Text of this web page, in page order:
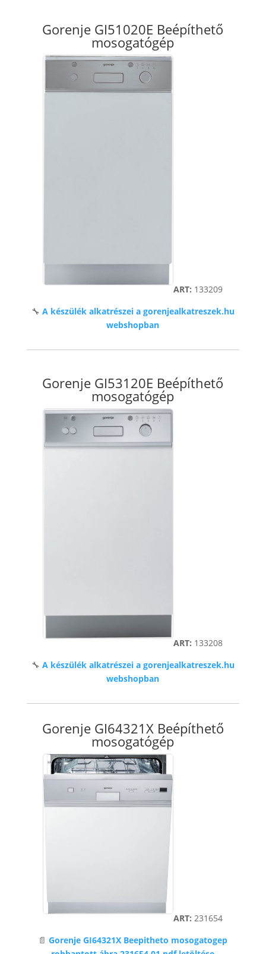
Gorenje GI51020E Beépíthető
mosogatógép
ART: 133209
🔧 A készülék alkatrészei a gorenjealkatreszek.hu
webshopban
Gorenje GI53120E Beépíthető
mosogatógép
ART: 133208
🔧 A készülék alkatrészei a gorenjealkatreszek.hu
webshopban
Gorenje GI64321X Beépíthető
mosogatógép
ART: 231654
📄Gorenje GI64321X Beepitheto mosogatogep